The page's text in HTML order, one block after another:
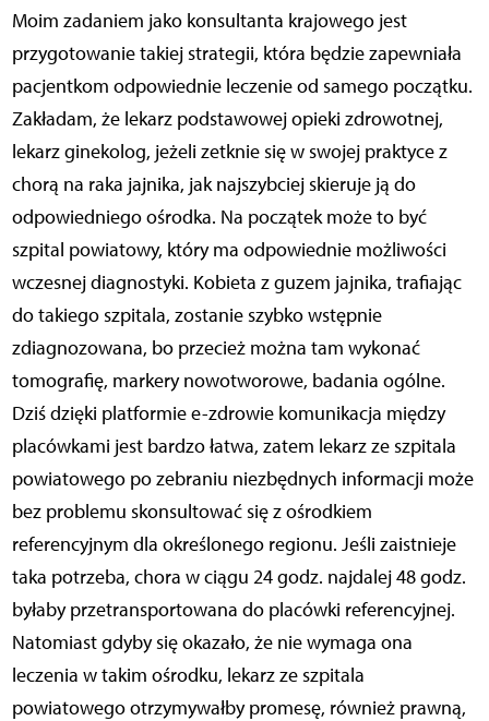
Moim zadaniem jako konsultanta krajowego jest
przygotowanie takiej strategii, która będzie zapewniała
pacjentkom odpowiednie leczenie od samego początku.
Zakładam, że lekarz podstawowej opieki zdrowotnej,
lekarz ginekolog, jeżeli zetknie się w swojej praktyce z
chorą na raka jajnika, jak najszybciej skieruje ją do
odpowiedniego ośrodka. Na początek może to być
szpital powiatowy, który ma odpowiednie możliwości
wczesnej diagnostyki. Kobieta z guzem jajnika, trafiając
do takiego szpitala, zostanie szybko wstępnie
zdiagnozowana, bo przecież można tam wykonać
tomografię, markery nowotworowe, badania ogólne.
Dziś dzięki platformie e-zdrowie komunikacja między
placówkami jest bardzo łatwa, zatem lekarz ze szpitala
powiatowego po zebraniu niezbędnych informacji może
bez problemu skonsultować się z ośrodkiem
referencyjnym dla określonego regionu. Jeśli zaistnieje
taka potrzeba, chora w ciągu 24 godz. najdalej 48 godz.
byłaby przetransportowana do placówki referencyjnej.
Natomiast gdyby się okazało, że nie wymaga ona
leczenia w takim ośrodku, lekarz ze szpitala
powiatowego otrzymywałby promesę, również prawną,